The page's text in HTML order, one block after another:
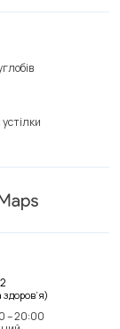
здоров’я)
– 20:00